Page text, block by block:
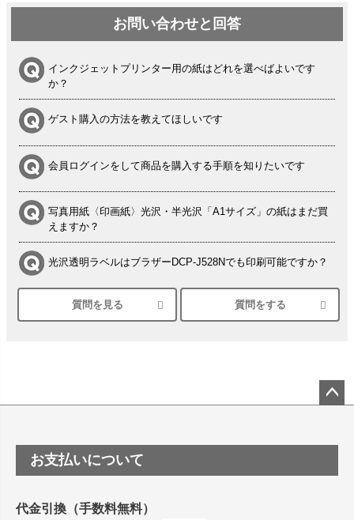
お問い合わせと回答
インクジェットプリンター用の紙はどれを選べばよいです
か？
ゲスト購入の方法を教えてほしいです
会員ログインをして商品を購入する手順を知りたいです
写真用紙〈印画紙〉光沢・半光沢「A1サイズ」の紙はまだ買
えますか？
光沢透明ラベルはブラザーDCP-J528Nでも印刷可能ですか？
シルバーペーパーにEPSON EP-30VAで印刷するときの設定
は？
塩ビのロール紙で離型紙が透明の商品はありますか
つや消し半透明ラベルのロールタイプはありますか？
縦420mm×横650mmの包装紙に適した紙はありますか？
質問を見る 質問をする
ップ
お支払いについて
代金引換（手数料無料）